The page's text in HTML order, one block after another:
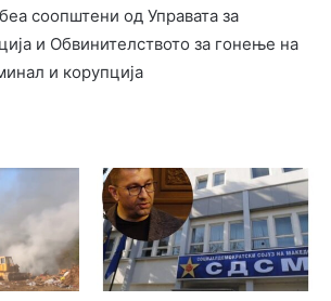
соопштени од Управата за
и Обвинителството за гонење на
и корупција